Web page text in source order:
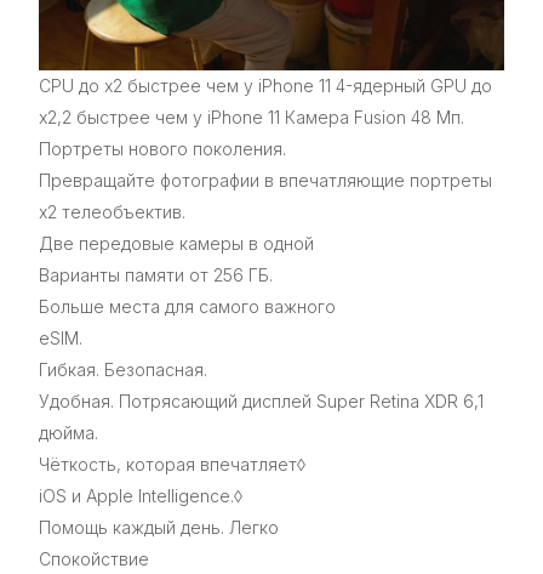
CPU до x2 быстрее чем у iPhone 11 4-ядерный GPU до
x2,2 быстрее чем у iPhone 11 Камера Fusion 48 Мп.
Портреты нового поколения.
Превращайте фотографии в впечатляющие портреты
x2 телеобъектив.
Две передовые камеры в одной
Варианты памяти от 256 ГБ.
Больше места для самого важного
eSIM.
Гибкая. Безопасная.
Удобная. Потрясающий дисплей Super Retina XDR 6,1
дюйма.
Чёткость, которая впечатляет◊
iOS и Apple Intelligence.◊
Помощь каждый день. Легко
Спокойствие